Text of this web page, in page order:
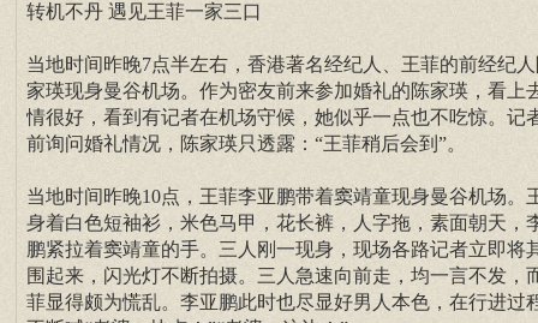
转机不丹 遇见王菲一家三口
当地时间昨晚7点半左右，香港著名经纪人、王菲的前经纪
家瑛现身曼谷机场。作为密友前来参加婚礼的陈家瑛，看上
情很好，看到有记者在机场守候，她似乎一点也不吃惊。记
前询问婚礼情况，陈家瑛只透露：“王菲稍后会到”。
当地时间昨晚10点，王菲李亚鹏带着窦靖童现身曼谷机场。
身着白色短袖衫，米色马甲，花长裤，人字拖，素面朝天，
鹏紧拉着窦靖童的手。三人刚一现身，现场各路记者立即将
围起来，闪光灯不断拍摄。三人急速向前走，均一言不发，
菲显得颇为慌乱。李亚鹏此时也尽显好男人本色，在行进过